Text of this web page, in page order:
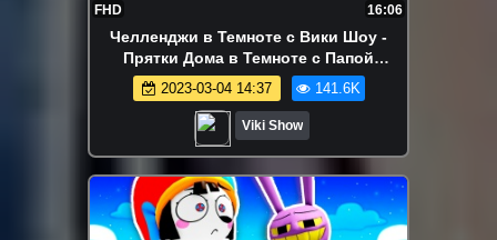
FHD 16:06
Челленджи в Темноте с Вики Шоу -
Прятки Дома в Темноте с Папой
Челлендж / Вики Шоу
2023-03-04 14:37 141.6K
Viki Show